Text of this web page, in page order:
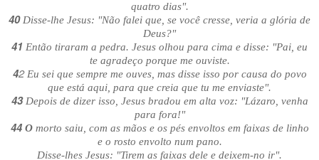
quatro dias".
40 Disse-lhe Jesus: "Não falei que, se você cresse, veria a glória de
Deus?"
41 Então tiraram a pedra. Jesus olhou para cima e disse: "Pai, eu
te agradeço porque me ouviste.
42Eu sei que sempre me ouves, mas disse isso por causa do povo
que está aqui, para que creia que tu me enviaste".
43 Depois de dizer isso, Jesus bradou em alta voz: "Lázaro, venha
para fora!"
44 Omorto saiu, com as mãos e os pés envoltos em faixas de linho
e o rosto envolto num pano.
Disse-lhes Jesus: "Tirem as faixas dele e deixem-no ir".